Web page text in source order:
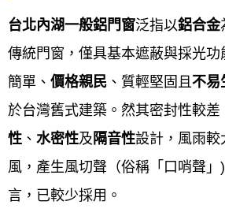
Our philosophy
鋁門窗工程宅急便 的經營理念是提
至上、安全實用以及永續經營等核
保產品的品質和設計適合客戶需求
價和到府服務，並在施工後確實驗
心。 同時，企業也重視員工福祉、
台北內湖一般鋁門窗泛指以鋁合金
傳統門窗，僅具基本遮蔽與採光
簡單、 價格親民 、質輕堅固且不易
於台灣舊式建築。然其密封性較差
性 、 水密性及 隔音性設計，風雨較
風，產生風切聲（俗稱「口哨聲」
言，已較少採用。